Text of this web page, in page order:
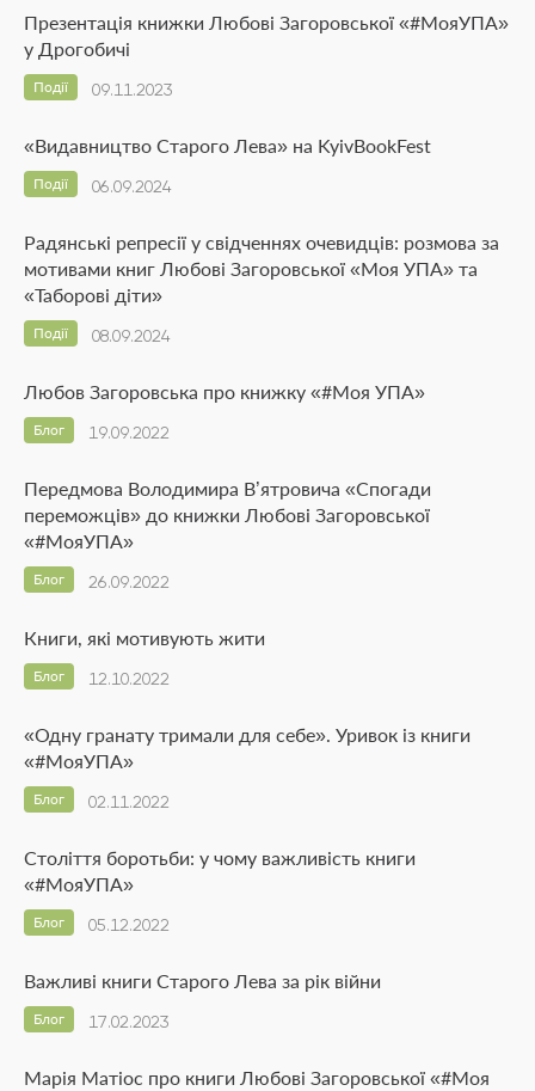
Презентація книжки Любові Загоровської «#МояУПА»
у Дрогобичі
09.11.2023
Події
«Видавництво Старого Лева» на KyivBookFest
06.09.2024
Події
Радянські репресії у свідченнях очевидців: розмова за
мотивами книг Любові Загоровської «Моя УПА» та
«Таборові діти»
08.09.2024
Події
Любов Загоровська про книжку «#Моя УПА»
19.09.2022
Блог
Передмова Володимира В’ятровича «Спогади
переможців» до книжки Любові Загоровської
«#МояУПА»
26.09.2022
Блог
Книги, які мотивують жити
12.10.2022
Блог
«Одну гранату тримали для себе». Уривок із книги
«#МояУПА»
02.11.2022
Блог
Століття боротьби: у чому важливість книги
«#МояУПА»
05.12.2022
Блог
Важливі книги Старого Лева за рік війни
17.02.2023
Блог
Марія Матіос про книги Любові Загоровської «#Моя